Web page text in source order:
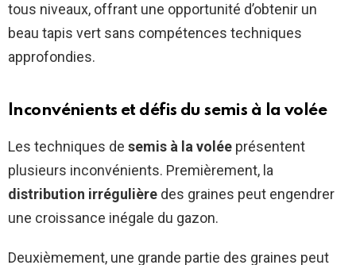
tous niveaux, offrant une opportunité d’obtenir un
beau tapis vert sans compétences techniques
approfondies.
Inconvénients et défis du semis à la volée
Les techniques de semis à la volée présentent
plusieurs inconvénients. Premièrement, la
distribution irrégulière des graines peut engendrer
une croissance inégale du gazon.
Deuxièmement, une grande partie des graines peut